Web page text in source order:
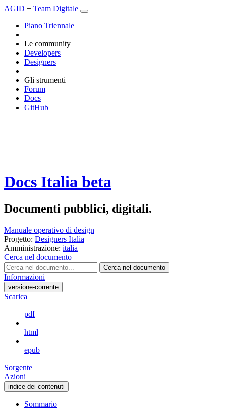
AGID + Team Digitale
Piano Triennale
Le community
Developers
Designers
Gli strumenti
Forum
Docs
GitHub
Docs Italia beta
Documenti pubblici, digitali.
Manuale operativo di design
Progetto: Designers Italia
Amministrazione: italia
Cerca nel documento
Cerca nel documento
Informazioni
versione-corrente
Scarica
pdf
html
epub
Sorgente
Azioni
indice dei contenuti
Sommario